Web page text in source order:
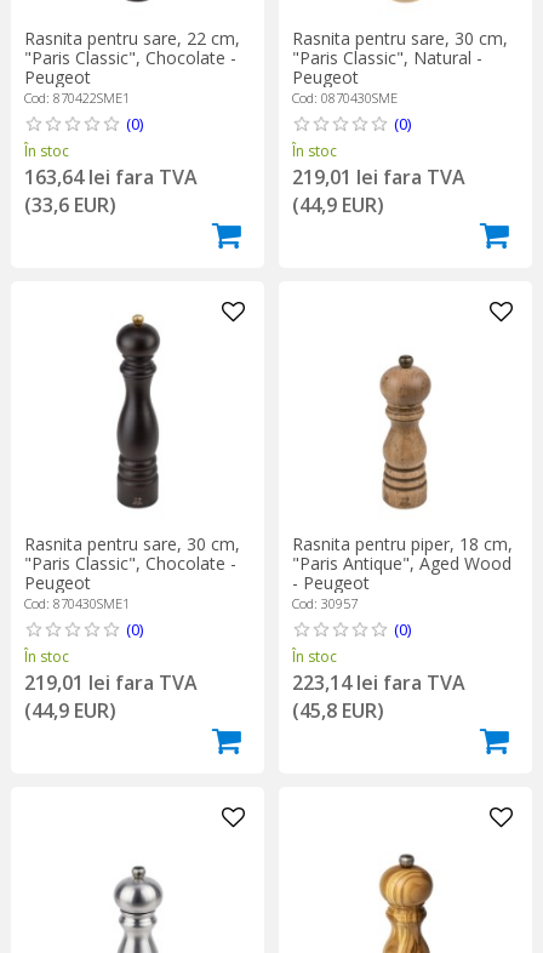
Rasnita pentru sare, 22 cm,
"Paris Classic", Chocolate -
Peugeot
Cod: 870422SME1
(0)
În stoc
163,64 lei fara TVA
(33,6 EUR)
Rasnita pentru sare, 30 cm,
"Paris Classic", Natural -
Peugeot
Cod: 0870430SME
(0)
În stoc
219,01 lei fara TVA
(44,9 EUR)
Rasnita pentru sare, 30 cm,
"Paris Classic", Chocolate -
Peugeot
Cod: 870430SME1
(0)
În stoc
219,01 lei fara TVA
(44,9 EUR)
Rasnita pentru piper, 18 cm,
"Paris Antique", Aged Wood
- Peugeot
Cod: 30957
(0)
În stoc
223,14 lei fara TVA
(45,8 EUR)